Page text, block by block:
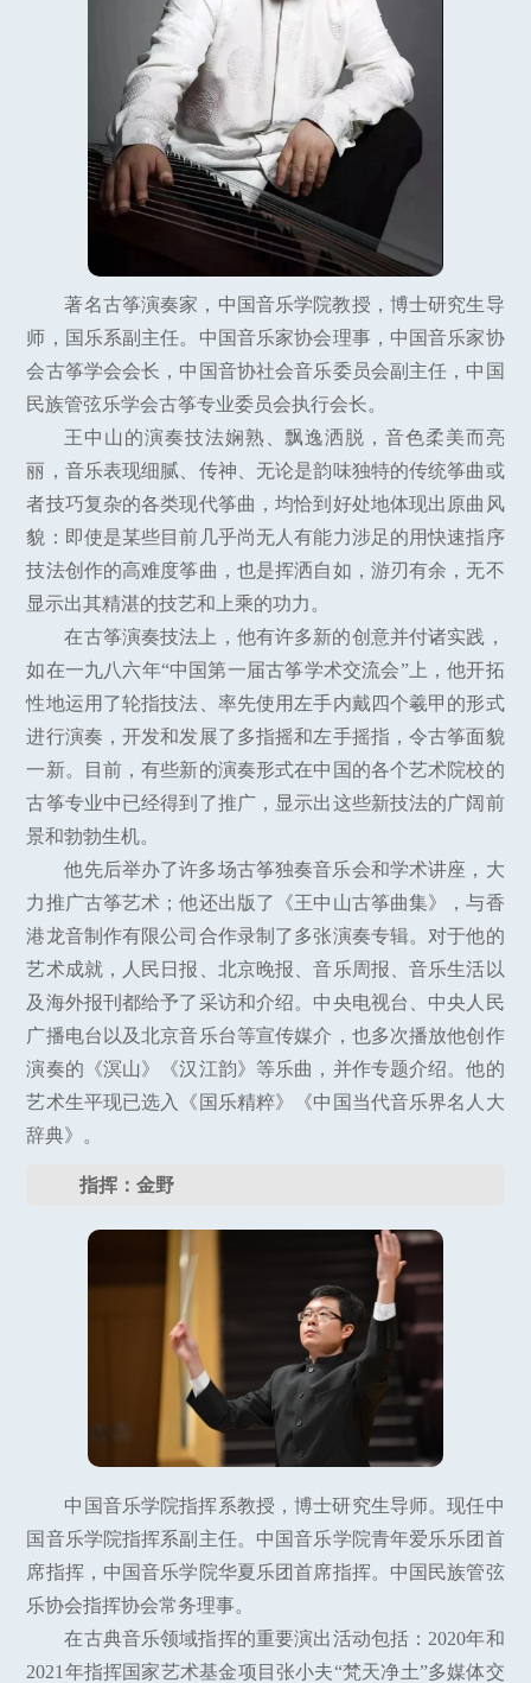
著名古筝演奏家，中国音乐学院教授，博士研究生导
师，国乐系副主任。中国音乐家协会理事，中国音乐家协
会古筝学会会长，中国音协社会音乐委员会副主任，中国
民族管弦乐学会古筝专业委员会执行会长。
王中山的演奏技法娴熟、飘逸洒脱，音色柔美而亮
丽，音乐表现细腻、传神、无论是韵味独特的传统筝曲或
者技巧复杂的各类现代筝曲，均恰到好处地体现出原曲风
貌：即使是某些目前几乎尚无人有能力涉足的用快速指序
技法创作的高难度筝曲，也是挥洒自如，游刃有余，无不
显示出其精湛的技艺和上乘的功力。
在古筝演奏技法上，他有许多新的创意并付诸实践，
如在一九八六年“中国第一届古筝学术交流会”上，他开拓
性地运用了轮指技法、率先使用左手内戴四个羲甲的形式
进行演奏，开发和发展了多指摇和左手摇指，令古筝面貌
一新。目前，有些新的演奏形式在中国的各个艺术院校的
古筝专业中已经得到了推广，显示出这些新技法的广阔前
景和勃勃生机。
他先后举办了许多场古筝独奏音乐会和学术讲座，大
力推广古筝艺术；他还出版了《王中山古筝曲集》，与香
港龙音制作有限公司合作录制了多张演奏专辑。对于他的
艺术成就，人民日报、北京晚报、音乐周报、音乐生活以
及海外报刊都给予了采访和介绍。中央电视台、中央人民
广播电台以及北京音乐台等宣传媒介，也多次播放他创作
演奏的《溟山》《汉江韵》等乐曲，并作专题介绍。他的
艺术生平现已选入《国乐精粹》《中国当代音乐界名人大
辞典》。
指挥：金野
中国音乐学院指挥系教授，博士研究生导师。现任中
国音乐学院指挥系副主任。中国音乐学院青年爱乐乐团首
席指挥，中国音乐学院华夏乐团首席指挥。中国民族管弦
乐协会指挥协会常务理事。
在古典音乐领域指挥的重要演出活动包括：2020年和
2021年指挥国家艺术基金项目张小夫“梵天净土”多媒体交